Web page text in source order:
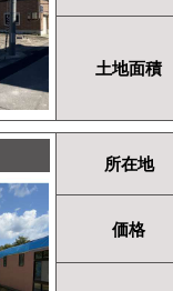
土地面積
所在地
価格